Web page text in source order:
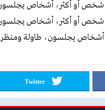
Twitter